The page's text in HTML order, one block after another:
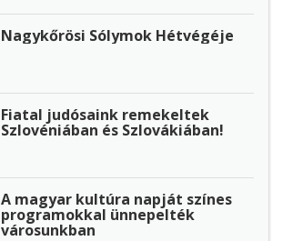
Nagykőrösi Sólymok Hétvégéje
Fiatal judósaink remekeltek
Szlovéniában és Szlovákiában!
A magyar kultúra napját színes
programokkal ünnepelték
városunkban